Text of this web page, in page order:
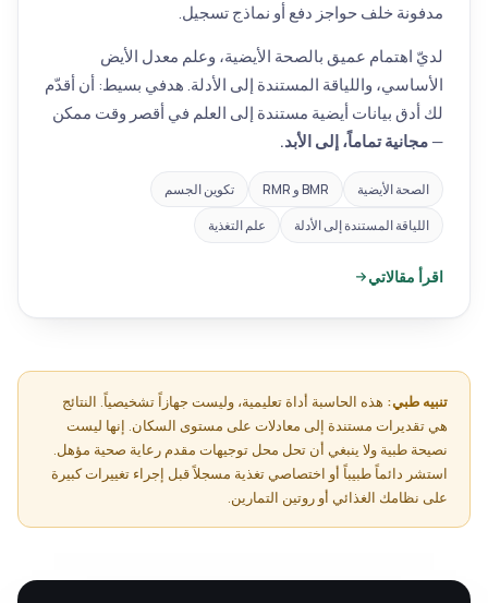
مدفونة خلف حواجز دفع أو نماذج تسجيل.
لديّ اهتمام عميق بالصحة الأيضية، وعلم معدل الأيض
الأساسي، واللياقة المستندة إلى الأدلة. هدفي بسيط: أن أقدّم
لك أدق بيانات أيضية مستندة إلى العلم في أقصر وقت ممكن
مجانية تماماً، إلى الأبد.
الصحة الأيضية BMR و RMR
تكوين الجسم
اللياقة المستندة إلى الأدلة
علم التغذية
اقرأ مقالاتي
تنبيه طبي:هذه الحاسبة أداة تعليمية، وليست جهازاً تشخيصياً. النتائج
هي تقديرات مستندة إلى معادلات على مستوى السكان. إنها ليست
نصيحة طبية ولا ينبغي أن تحل محل توجيهات مقدم رعاية صحية مؤهل.
استشر دائماً طبيباً أو اختصاصي تغذية مسجلاً قبل إجراء تغييرات كبيرة
على نظامك الغذائي أو روتين التمارين.